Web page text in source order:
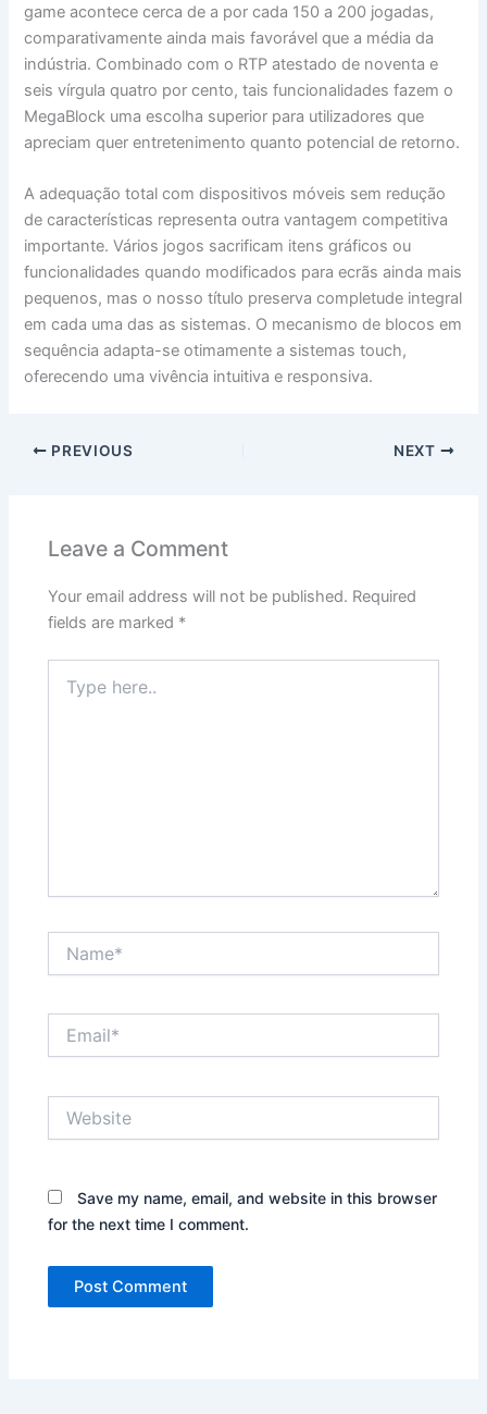
game acontece cerca de a por cada 150 a 200 jogadas,
comparativamente ainda mais favorável que a média da
indústria. Combinado com o RTP atestado de noventa e
seis vírgula quatro por cento, tais funcionalidades fazem o
MegaBlock uma escolha superior para utilizadores que
apreciam quer entretenimento quanto potencial de retorno.
A adequação total com dispositivos móveis sem redução
de características representa outra vantagem competitiva
importante. Vários jogos sacrificam itens gráficos ou
funcionalidades quando modificados para ecrãs ainda mais
pequenos, mas o nosso título preserva completude integral
em cada uma das as sistemas. O mecanismo de blocos em
sequência adapta-se otimamente a sistemas touch,
oferecendo uma vivência intuitiva e responsiva.
PREVIOUS NEXT
Leave a Comment
Your email address will not be published. Required
fields are marked *
here..
Save my name, email, and website in this browser
for the next time I comment.